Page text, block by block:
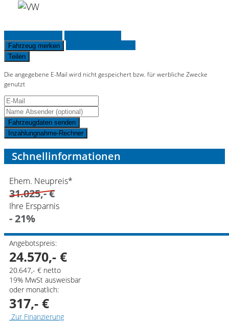
Fahrzeug merken
Teilen
Die angegebene E-Mail wird nicht gespeichert bzw. für werbliche Zwecke
genutzt
Fahrzeugdaten senden
Inzahlungnahme-Rechner
Schnellinformationen
Ehem. Neupreis*
31.025,- €
Ihre Ersparnis
- 21%
Angebotspreis:
24.570,- €
20.647,- € netto
19% MwSt ausweisbar
oder monatlich:
317,- €
Zur Finanzierung